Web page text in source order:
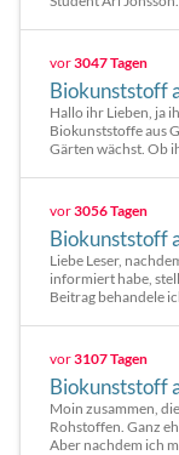
vor3047 Tagen
Biokunststoff
Hallo ihr Lieben, ja
Biokunststoffe aus
Gärten wächst. Ob
vor3056 Tagen
Biokunststoff
Liebe Leser,
informiert habe,
Beitrag behandele
vor3107 Tagen
Biokunststoff
Moin zusammen,
Rohstoffen. Ganz
Aber nachdem ich